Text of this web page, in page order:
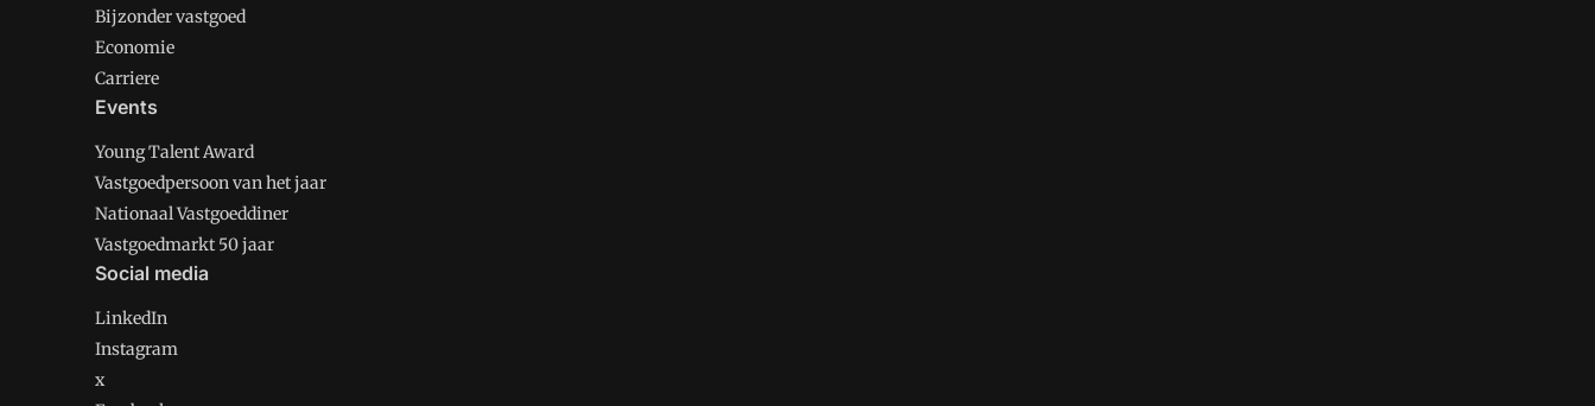
Bijzonder vastgoed
Economie
Carriere
Events
Young Talent Award
Vastgoedpersoon van het jaar
Nationaal Vastgoeddiner
Vastgoedmarkt 50 jaar
Social media
LinkedIn
Instagram
x